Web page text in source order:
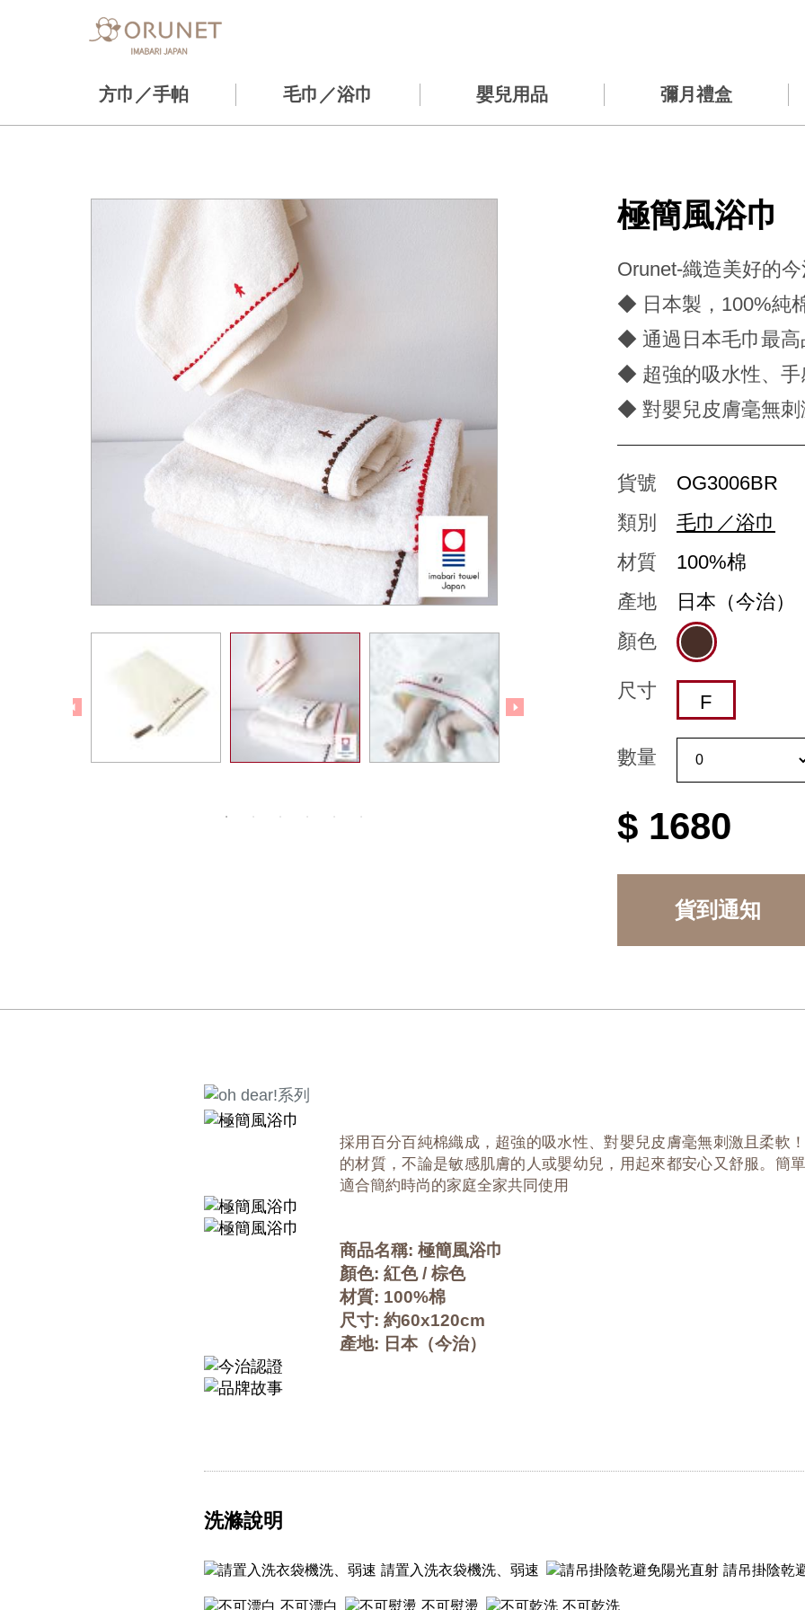
方巾／手帕 毛巾／浴巾 嬰兒用品 彌月禮盒
極簡風浴巾
Orunet-織造美好的
◆ 日本製，100%純
◆ 通過日本毛巾最高
◆ 超強的吸水性、手
◆ 對嬰兒皮膚毫無刺
貨號
OG3006BR
類別
毛巾／浴巾
材質
100%棉
產地
日本（今治）
顏色
尺寸
F
數量
$ 1680
貨到通知
採用百分百純棉織成，超強的吸水性、對嬰兒皮膚毫無刺激且柔軟
的材質，不論是敏感肌膚的人或嬰幼兒，用起來都安心又舒服。簡
適合簡約時尚的家庭全家共同使用
商品名稱: 極簡風浴巾
顏色: 紅色 / 棕色
材質: 100%棉
尺寸: 約60x120cm
產地: 日本（今治）
洗滌說明
請置入洗衣袋機洗、弱速 請吊掛陰乾
不可漂白 不可熨燙 不可乾洗